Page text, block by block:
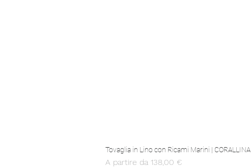
Tovaglia in Lino con Ricami Marini | CORALLINA
A partire da 138,00 €
Prezzo scontato